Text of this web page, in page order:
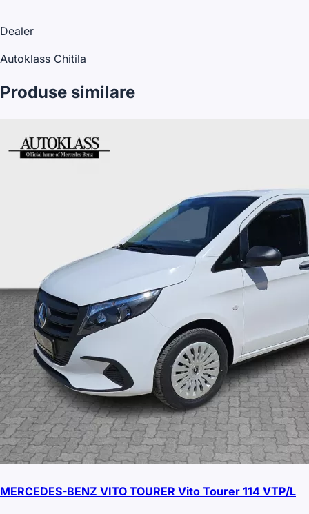
Dealer
Autoklass Chitila
Produse similare
MERCEDES-BENZ VITO TOURER Vito Tourer 114 VTP/L